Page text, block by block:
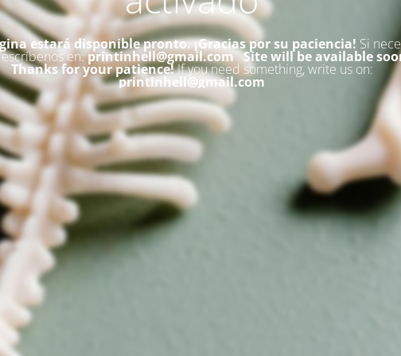
estará disponible pronto. ¡Gracias por su paciencia! Si
escríbenos en:printinhell@gmail.com Site will be available
Thanks for your patience!If you need something, write us on:
printinhell@gmail.com